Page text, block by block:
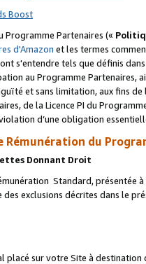
Boost
Programme Partenaires («
d'Amazon et les termes
s'entendre tels que définis
au Programme Partenaires,
et sans limitation, aux fins
de la Licence PI du
d’une obligation
Rémunération du
Donnant Droit
Standard, présentée
des exclusions décrites dans le
placé sur votre Site à destination